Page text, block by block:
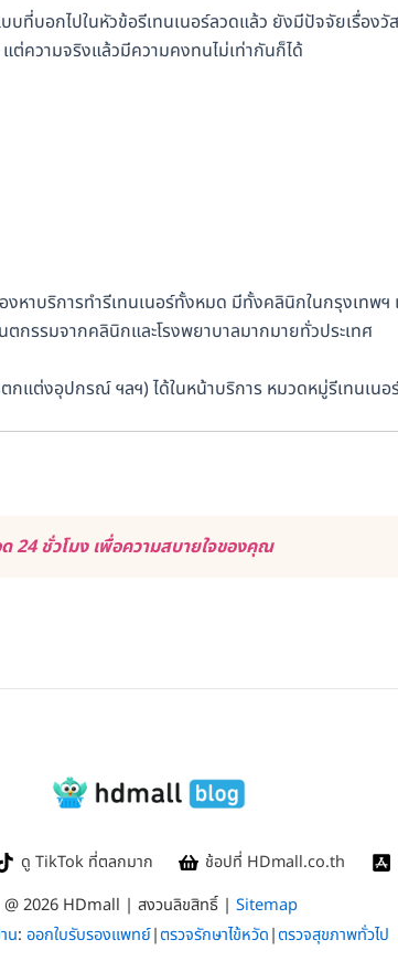
บที่บอกไปในหัวข้อรีเทนเนอร์ลวดแล้ว ยังมีปัจจัยเรื่องวั
ต่ความจริงแล้วมีความคงทนไม่เท่ากันก็ได้
าบริการทำรีเทนเนอร์ทั้งหมด มีทั้งคลินิกในกรุงเทพฯ
กรรมจากคลินิกและโรงพยาบาลมากมายทั่วประเทศ
กแต่งอุปกรณ์ ฯลฯ) ได้ในหน้าบริการ หมวดหมู่รีเทนเนอ
24 ชั่วโมง เพื่อความสบายใจของคุณ
ดู TikTok ที่ตลกมาก ช้อปที่ HDmall.co.th
@ 2026 HDmall | สงวนลิขสิทธิ์ | Sitemap
น: ออกใบรับรองแพทย์|ตรวจรักษาไข้หวัด|ตรวจสุขภาพทั่วไป